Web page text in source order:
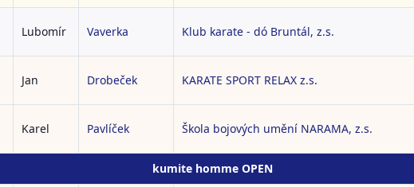
Lubomír Vaverka Klub karate - dó Bruntál, z.s.
Jan Drobeček KARATE SPORT RELAX z.s.
Karel Pavlíček Škola bojových umění NARAMA, z.s.
kumite homme OPEN